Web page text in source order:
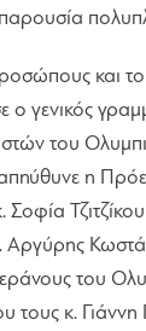
και
ο γενικός
του
η
Σοφία
Αργύρης
του
τους κ. Γιάννη